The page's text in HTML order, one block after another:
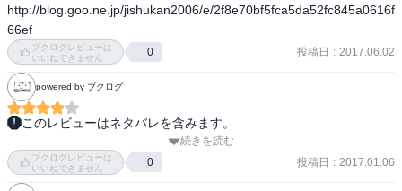
のできる魔法だ。
ただし、１つだけ難点がある。それはネットゲームが私たちの脳
に及ぼす影響だ。
麻薬や覚せい剤のそれと酷似していることが、この数年の研究でわ
かったきたことだ。
麻薬中毒者の脳に起きていることが、ネットゲームのユーザーの脳
にも、同じことが起きている。
http://blog.goo.ne.jp/jishukan2006/e/2f8e70bf5fca5da52fc845a0616f
66ef
ブクログレビューは
いいねできません
0 投稿日 : 2017.06.02
powered by ブクログ
このレビューはネタバレを含みます。
思ったよりシビアな内容だった。
ちょっとトンデモ系かとうがってたので。＜失礼
ゲーム脳ってのはよく知らないんだけど、結局あたってたってこと
続きを読む
ブクログレビューは
いいねできません
0 投稿日 : 2017.01.06